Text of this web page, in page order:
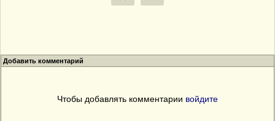
Добавить комментарий
Чтобы добавлять комментарии войдите